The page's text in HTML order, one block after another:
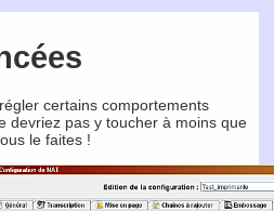
certains comportements
devriez pas y toucher à moins que
le faites !